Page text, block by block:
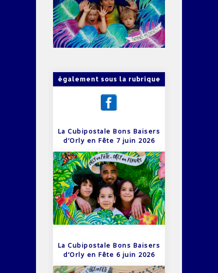
également sous la rubrique
La Cubipostale Bons Baisers
d’Orly en Fête 7 juin 2026
La Cubipostale Bons Baisers
d’Orly en Fête 6 juin 2026